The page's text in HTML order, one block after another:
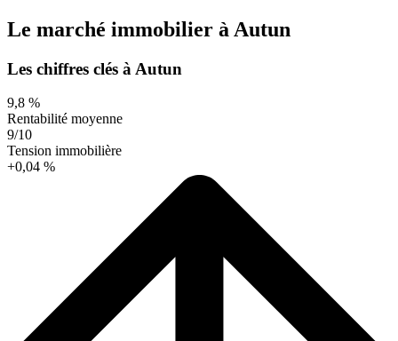
Le marché immobilier à Autun
Les chiffres clés à Autun
9,8 %
Rentabilité moyenne
9/10
Tension immobilière
+0,04 %